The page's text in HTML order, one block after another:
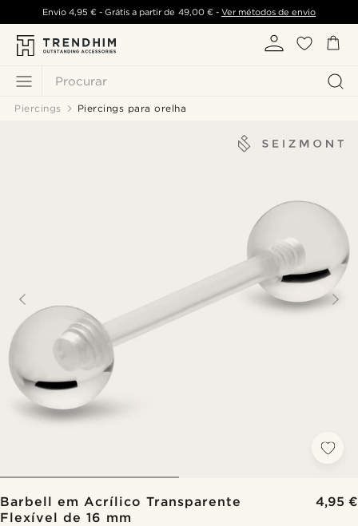
Procurar
Envio 4,95 €- Grátis a partir de 49,00 €- Ver métodos de envio
Piercings Piercings para orelha
Barbell em Acrílico Transparente
Flexível de 16 mm
4,95 €